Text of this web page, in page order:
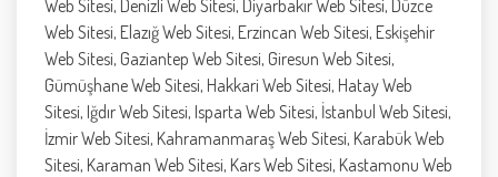
Web Sitesi, Denizli Web Sitesi, Diyarbakır Web Sitesi, Düzce
Web Sitesi, Elazığ Web Sitesi, Erzincan Web Sitesi, Eskişehir
Web Sitesi, Gaziantep Web Sitesi, Giresun Web Sitesi,
Gümüşhane Web Sitesi, Hakkari Web Sitesi, Hatay Web
Sitesi, Iğdır Web Sitesi, Isparta Web Sitesi, İstanbul Web Sitesi,
İzmir Web Sitesi, Kahramanmaraş Web Sitesi, Karabük Web
Sitesi, Karaman Web Sitesi, Kars Web Sitesi, Kastamonu Web